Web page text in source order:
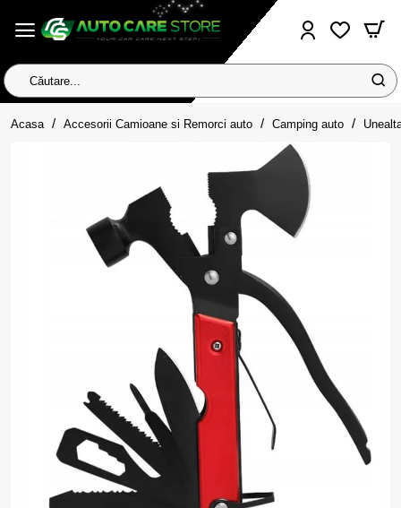
Căutare...
Acasa homeAccesorii Camioane si Remorci auto Camping auto